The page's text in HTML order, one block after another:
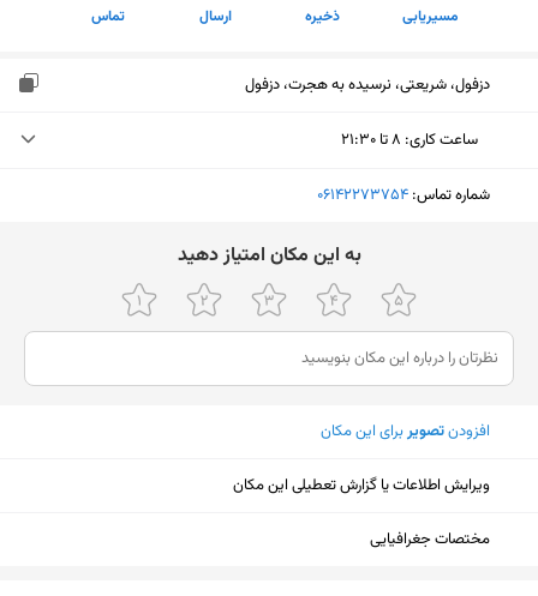
مسیریابی ذخیره ارسال تماس
دزفول، شریعتی، نرسیده به هجرت، دزفول
ساعت کاری: ۸ تا ۲۱:۳۰
یکشنبه (امروز)
چهارشنبه
۸ تا ۲۱:۳۰
پنجشنبه
۸ تا ۲۱:۳۰
جمعه
شنبه
شماره تماس: ‎06142273754
ﺑﻪ اﯾﻦ ﻣﮑﺎن اﻣﺘﯿﺎز دﻫﯿﺪ
افزودنتصویربرای این مکان
ویرایش اطلاعات یا گزارش تعطیلی این مکان
مختصات جغرافیایی